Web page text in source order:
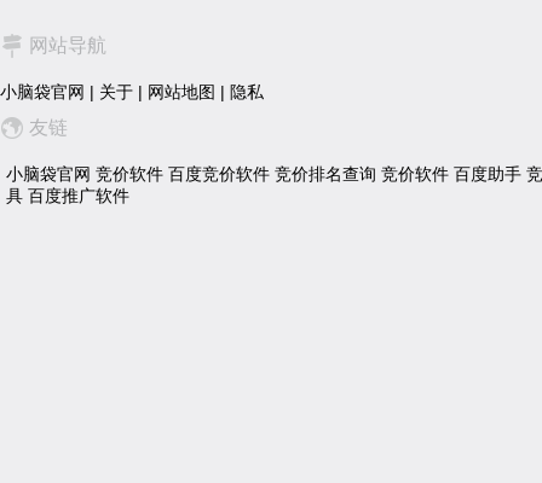
网站导航
小脑袋官网 | 关于 | 网站地图 | 隐私
友链
小脑袋官网 竞价软件 百度竞价软件 竞价排名查询 竞价软件 百度助手
具 百度推广软件